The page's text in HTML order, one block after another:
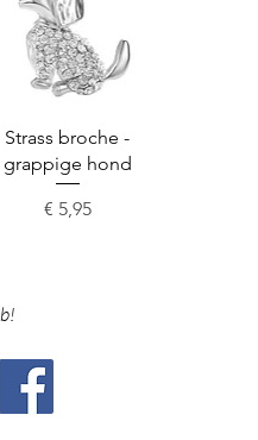
Snel overzicht
Strass broche -
grappige hond
Prijs
€ 5,95